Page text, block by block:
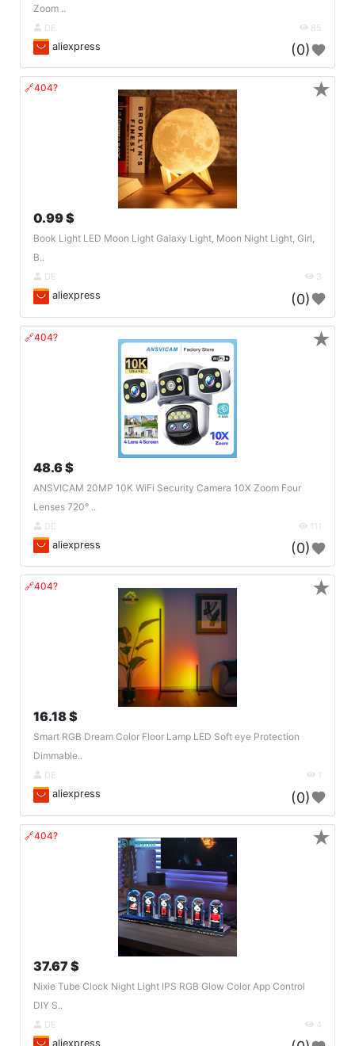
Zoom ..
DE 85
aliexpress (0)
🔗404?
0.99 $
Book Light LED Moon Light Galaxy Light, Moon Night Light, Girl,
B..
DE 3
aliexpress (0)
★
🔗404?
48.6 $
ANSVICAM 20MP 10K WiFi Security Camera 10X Zoom Four
Lenses 720° ..
DE 111
aliexpress (0)
★
🔗404?
16.18 $
Smart RGB Dream Color Floor Lamp LED Soft eye Protection
Dimmable..
DE 1
aliexpress (0)
★
🔗404?
37.67 $
Nixie Tube Clock Night Light IPS RGB Glow Color App Control
DIY S..
DE 4
aliexpress
★